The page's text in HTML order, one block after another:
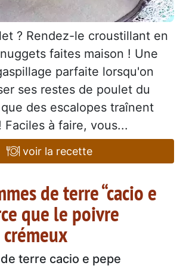
? Rendez-le croustillant en
faites maison ! Une
parfaite lorsqu'on
ses restes de poulet du
des escalopes traînent
Faciles à faire, vous...
voir la recette
de terre “cacio e
que le poivre
terre cacio e pepe